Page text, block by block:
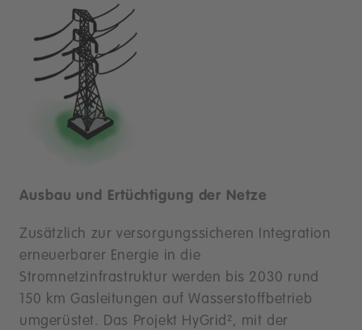
Ausbau und Ertüchtigung der Netze
Zusätzlich zur versorgungssicheren Integration
erneuerbarer Energie in die
Stromnetzinfrastruktur werden bis 2030 rund
150 km Gasleitungen auf Wasserstoffbetrieb
umgerüstet. Das Projekt HyGrid², mit der